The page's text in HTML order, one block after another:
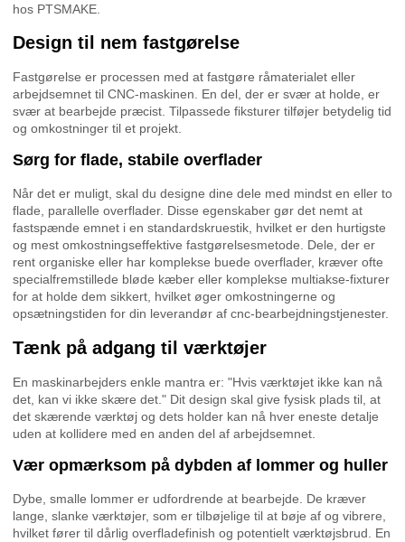
hos PTSMAKE.
Design til nem fastgørelse
Fastgørelse er processen med at fastgøre råmaterialet eller
arbejdsemnet til CNC-maskinen. En del, der er svær at holde, er
svær at bearbejde præcist. Tilpassede fiksturer tilføjer betydelig tid
og omkostninger til et projekt.
Sørg for flade, stabile overflader
Når det er muligt, skal du designe dine dele med mindst en eller to
flade, parallelle overflader. Disse egenskaber gør det nemt at
fastspænde emnet i en standardskruestik, hvilket er den hurtigste
og mest omkostningseffektive fastgørelsesmetode. Dele, der er
rent organiske eller har komplekse buede overflader, kræver ofte
specialfremstillede bløde kæber eller komplekse multiakse-fixturer
for at holde dem sikkert, hvilket øger omkostningerne og
opsætningstiden for din leverandør af cnc-bearbejdningstjenester.
Tænk på adgang til værktøjer
En maskinarbejders enkle mantra er: "Hvis værktøjet ikke kan nå
det, kan vi ikke skære det." Dit design skal give fysisk plads til, at
det skærende værktøj og dets holder kan nå hver eneste detalje
uden at kollidere med en anden del af arbejdsemnet.
Vær opmærksom på dybden af lommer og huller
Dybe, smalle lommer er udfordrende at bearbejde. De kræver
lange, slanke værktøjer, som er tilbøjelige til at bøje af og vibrere,
hvilket fører til dårlig overfladefinish og potentielt værktøjsbrud. En